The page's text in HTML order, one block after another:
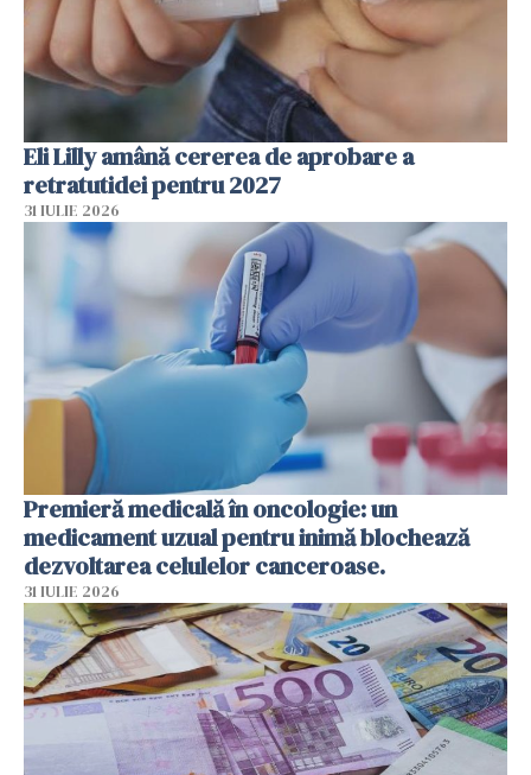
Eli Lilly amână cererea de aprobare a
retratutidei pentru 2027
31 IULIE 2026
Premieră medicală în oncologie: un
medicament uzual pentru inimă blochează
dezvoltarea celulelor canceroase.
31 IULIE 2026